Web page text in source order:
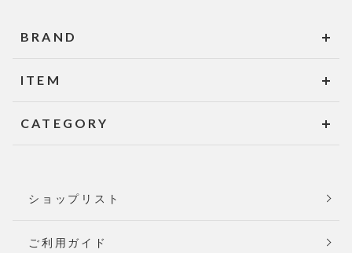
BRAND
ITEM
CATEGORY
ショップリスト
ご利用ガイド